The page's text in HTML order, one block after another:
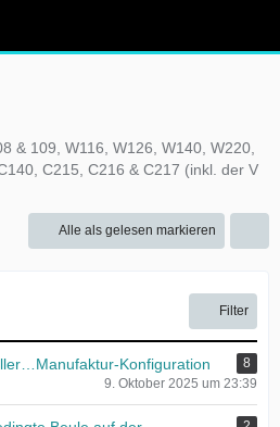
& 109, W116, W126, W140, W220,
C215, C216 & C217 (inkl. der V
Alle als gelesen markieren
Filter
Konfiguration
8
9. Oktober 2025 um 23:39